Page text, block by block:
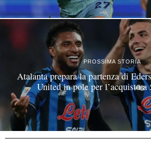
PROSSIMA STORIA
Atalanta prepara la partenza di
United in pole per l’acquisto